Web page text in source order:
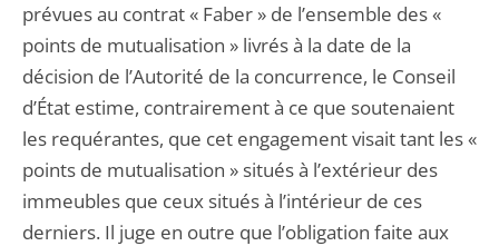
prévues au contrat « Faber » de l’ensemble des «
points de mutualisation » livrés à la date de la
décision de l’Autorité de la concurrence, le Conseil
d’État estime, contrairement à ce que soutenaient
les requérantes, que cet engagement visait tant les «
points de mutualisation » situés à l’extérieur des
immeubles que ceux situés à l’intérieur de ces
derniers. Il juge en outre que l’obligation faite aux